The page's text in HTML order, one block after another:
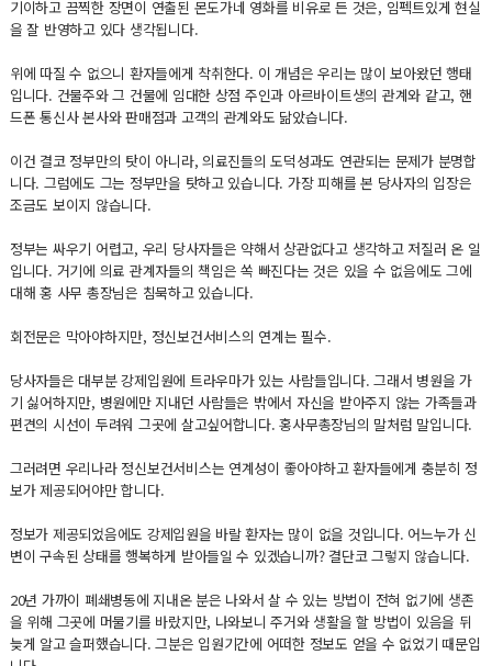
기이하고 끔찍한 장면이 연출된 몬도가네 영화를 비유로 든 것은, 임펙트있게 현실
을 잘 반영하고 있다 생각됩니다.
위에 따질 수 없으니 환자들에게 착취한다. 이 개념은 우리는 많이 보아왔던 행태
입니다. 건물주와 그 건물에 임대한 상점 주인과 아르바이트생의 관계와 같고, 핸
드폰 통신사 본사와 판매점과 고객의 관계와도 닮았습니다.
이건 결코 정부만의 탓이 아니라, 의료진들의 도덕성과도 연관되는 문제가 분명합
니다. 그럼에도 그는 정부만을 탓하고 있습니다. 가장 피해를 본 당사자의 입장은
조금도 보이지 않습니다.
정부는 싸우기 어렵고, 우리 당사자들은 약해서 상관없다고 생각하고 저질러 온 일
입니다. 거기에 의료 관계자들의 책임은 쏙 빠진다는 것은 있을 수 없음에도 그에
대해 홍 사무 총장님은 침묵하고 있습니다.
회전문은 막아야하지만, 정신보건서비스의 연계는 필수.
당사자들은 대부분 강제입원에 트라우마가 있는 사람들입니다. 그래서 병원을 가
기 싫어하지만, 병원에만 지내던 사람들은 밖에서 자신을 받아주지 않는 가족들과
편견의 시선이 두려워 그곳에 살고싶어합니다. 홍사무총장님의 말처럼 말입니다.
그러려면 우리나라 정신보건서비스는 연계성이 좋아야하고 환자들에게 충분히 정
보가 제공되어야만 합니다.
정보가 제공되었음에도 강제입원을 바랄 환자는 많이 없을 것입니다. 어느누가 신
변이 구속된 상태를 행복하게 받아들일 수 있겠습니까? 결단코 그렇지 않습니다.
20년 가까이 폐쇄병동에 지내온 분은 나와서 살 수 있는 방법이 전혀 없기에 생존
을 위해 그곳에 머물기를 바랐지만, 나와보니 주거와 생활을 할 방법이 있음을 뒤
늦게 알고 슬퍼했습니다. 그분은 입원기간에 어떠한 정보도 얻을 수 없었기 때문입